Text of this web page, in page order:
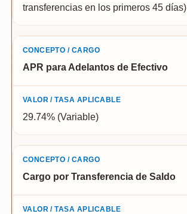
transferencias en los primeros 45 días)
APR para Adelantos de Efectivo
29.74% (Variable)
Cargo por Transferencia de Saldo